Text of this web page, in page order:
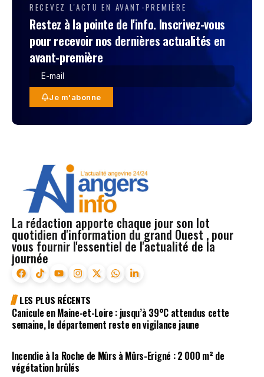
RECEVEZ L'ACTU EN AVANT-PREMIÈRE
Restez à la pointe de l'info. Inscrivez-vous
pour recevoir nos dernières actualités en
avant-première
Je m'abonne
La rédaction apporte chaque jour son lot
quotidien d'information du grand Ouest , pour
vous fournir l'essentiel de l'actualité de la
journée
LES PLUS RÉCENTS
Canicule en Maine-et-Loire : jusqu’à 39°C attendus cette
semaine, le département reste en vigilance jaune
Incendie à la Roche de Mûrs à Mûrs-Erigné : 2 000 m² de
végétation brûlés